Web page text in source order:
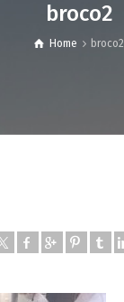
broco2
Home broco2